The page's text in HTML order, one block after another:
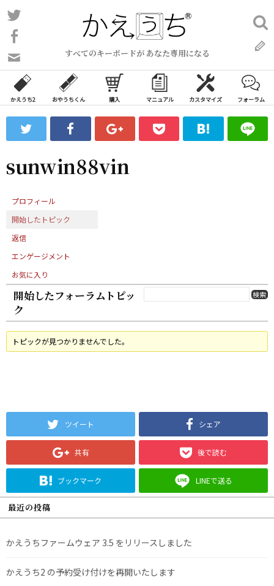
コ
ン
ン
ツ
ス
ッ
すべてのキーボードが あなた専用になる
い
合
わ
フ
ォ
ム
検
索:
かえうち2 おやうちくん 購入 マニュアル カスタマイズ フォーラム
sunwin88vin
プロフィール
開始したトピック
返信
エンゲージメント
お気に入り
開始したフォーラムトピッ
ク
トピックが見つかりませんでした。
ツイート シェア
共有 後で読む
ブックマーク LINEで送る
最近の投稿
かえうちファームウェア 3.5 をリリースしました
かえうち2 の予約受け付けを再開いたします